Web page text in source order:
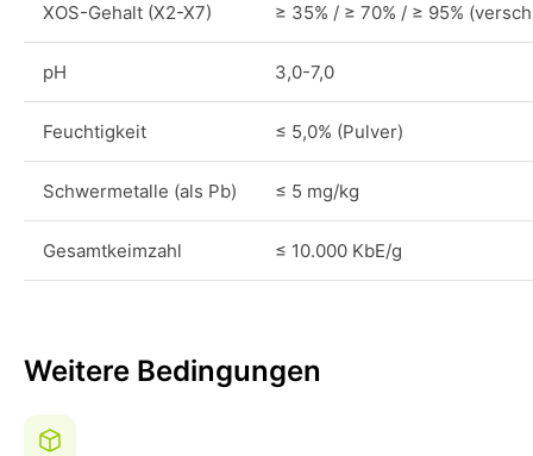
XOS-Gehalt (X2-X7) ≥ 35% / ≥ 70% / ≥ 95%
pH 3,0-7,0
Feuchtigkeit ≤ 5,0% (Pulver)
Schwermetalle (als Pb) ≤ 5 mg/kg
Gesamtkeimzahl ≤ 10.000 KbE/g
Weitere Bedingungen